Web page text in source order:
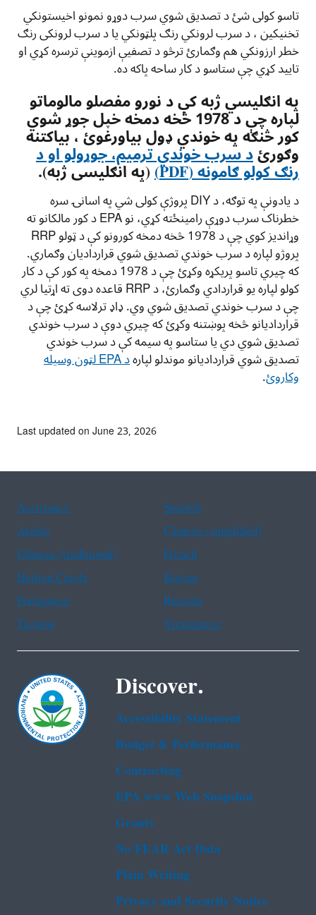
تاسو کولی شئ د تصدیق شوي سرب دوړو نمونو اخیستونکي
تخنیکین ، د سرب لرونکي رنګ پلټونکي یا د سرب لرونکی رنګ
خطر ارزونکي هم وګمارئ ترڅو د تصفیې ازموینې ترسره کړي او
تایید کړي چې ستاسو د کار ساحه پاکه ده.
په انګلیسي ژبه کې د نورو مفصلو مالوماتو
لپاره چې د 1978 څخه دمخه خپل جوړ شوي
کور څنګه په خوندي ډول بیاورغوئ ، بیاکتنه
وګورئد سرب خوندي ترمیم، جوړولو او د
رنګ کولو ګامونه (PDF) (په انګلیسی ژبه).
د یادونې په توګه، د DIY پروژې کولی شي په اسانۍ سره
خطرناک سرب دوړې رامینځته کړي، نو EPA د کور مالکانو ته
وړاندیز کوي چې د 1978 څخه دمخه کورونو کې د ټولو RRP
پروژو لپاره د سرب خوندي تصدیق شوي قراردادیان وګماري.
که چيري تاسو پریکړه وکړئ چې د 1978 دمخه په کور کې د کار
کولو لپاره یو قراردادي وګمارئ، د RRP قاعده دوی ته اړتیا لري
چې د سرب خوندي تصدیق شوي وي. ډاډ ترلاسه کړئ چې د
قراردادیانو څخه پوښتنه وکړئ که چيري دوې د سرب خوندي
تصدیق شوي دي یا ستاسو په سیمه کې د سرب خوندي
تصدیق شوي قراردادیانو موندلو لپاره د EPA لټون وسیله
وکاروئ.
Last updated on June 23, 2026
Assistance
Spanish
Arabic
Chinese (simplified)
Chinese (traditional)
French
Haitian Creole
Korean
Portuguese
Russian
Tagalog
Vietnamese
Discover.
Accessibility Statement
Budget & Performance
Contracting
EPA www Web Snapshot
Grants
No FEAR Act Data
Plain Writing
Privacy and Security Notice